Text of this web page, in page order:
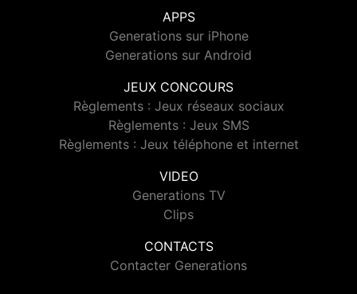
APPS
Generations sur iPhone
Generations sur Android
JEUX CONCOURS
Règlements : Jeux réseaux sociaux
Règlements : Jeux SMS
Règlements : Jeux téléphone et internet
VIDEO
Generations TV
Clips
CONTACTS
Contacter Generations